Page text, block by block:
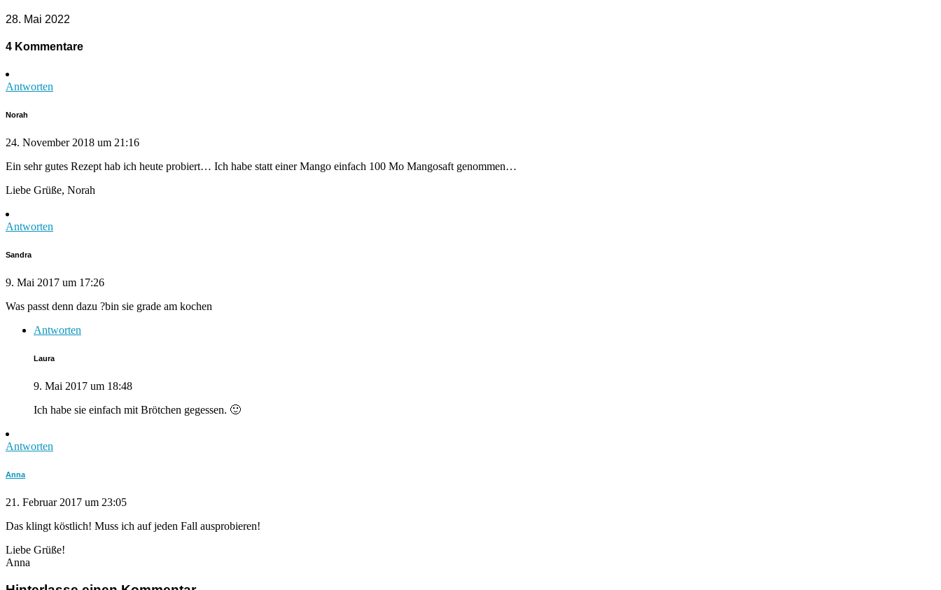
28. Mai 2022
4 Kommentare
Antworten
Norah
24. November 2018 um 21:16
Ein sehr gutes Rezept hab ich heute probiert… Ich habe statt einer Mango einfach 100 Mo Mangosaft genommen…
Liebe Grüße, Norah
Antworten
Sandra
9. Mai 2017 um 17:26
Was passt denn dazu ?bin sie grade am kochen
Antworten
Laura
9. Mai 2017 um 18:48
Ich habe sie einfach mit Brötchen gegessen. 🙂
Antworten
Anna
21. Februar 2017 um 23:05
Das klingt köstlich! Muss ich auf jeden Fall ausprobieren!
Liebe Grüße!
Anna